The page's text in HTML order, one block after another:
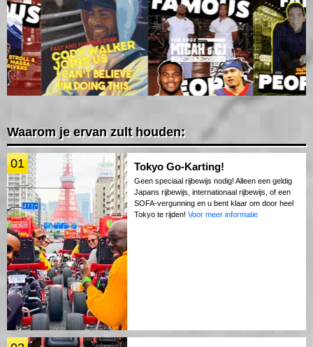
Waarom je ervan zult houden:
01 Tokyo Go-Karting!
Geen speciaal rijbewijs nodig! Alleen een geldig
Japans rijbewijs, internationaal rijbewijs, of een
SOFA-vergunning en u bent klaar om door heel
Tokyo te rijden! Voor meer informatie